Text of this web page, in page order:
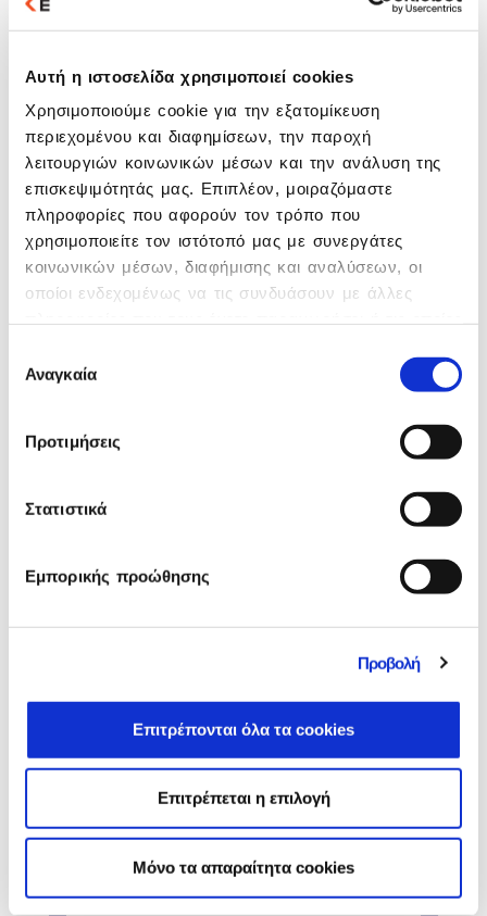
Αυτή η ιστοσελίδα χρησιμοποιεί cookies
Χρησιμοποιούμε cookie για την εξατομίκευση
περιεχομένου και διαφημίσεων, την παροχή
λειτουργιών κοινωνικών μέσων και την ανάλυση της
επισκεψιμότητάς μας. Επιπλέον, μοιραζόμαστε
πληροφορίες που αφορούν τον τρόπο που
χρησιμοποιείτε τον ιστότοπό μας με συνεργάτες
κοινωνικών μέσων, διαφήμισης και αναλύσεων, οι
οποίοι ενδεχομένως να τις συνδυάσουν με άλλες
χρήση των υπηρεσιών τους.
συγκατάθεσης
Αναγκαία
Προτιμήσεις
Στατιστικά
Εμπορικής προώθησης
Προβολή
Επιτρέπονται όλα τα cookies
Επιτρέπεται η επιλογή
Mόνο τα απαραίτητα cookies
μειώνοντας τα σφάλματα και ενισχύοντας
την παραγωγικότητα.
Πλεονεκτήματα
Αναβάθμισε τον τρόπο λειτουργίας της
επιχείρησής σου! Απόκτησε μοναδικά
ανταγωνιστικά πλεονεκτήματα που σε οδηγούν
με ασφάλεια στον ψηφιακό σου
μετασχηματισμό.
και βελτιστοποιούν την αποδοτικότητα της
περισσότερα εδώ
Σχετικά Προϊόντα